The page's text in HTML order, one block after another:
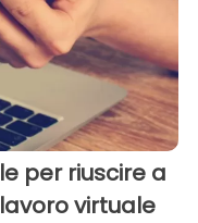
per riuscire a
virtuale